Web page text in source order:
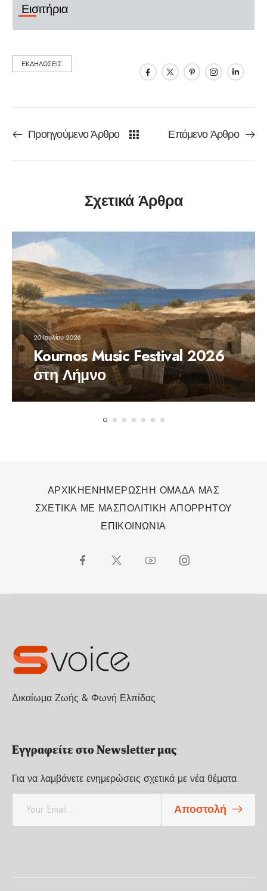
Εισιτήρια
ΕΚΔΗΛΩΣΕΙΣ
Προηγούμενο Άρθρο Επόμενο Άρθρο
Σχετικά Άρθρα
20 Ιουλίου 2026
Kournos Music Festival 2026
στη Λήμνο
ΑΡΧΙΚΗΕΝΗΜΕΡΩΣΗΗ ΟΜΑΔΑ ΜΑΣ
ΣΧΕΤΙΚΑ ΜΕ ΜΑΣΠΟΛΙΤΙΚΗ ΑΠΟΡΡΗΤΟΥ
ΕΠΙΚΟΙΝΩΝΙΑ
Δικαίωμα Ζωής & Φωνή Ελπίδας
Εγγραφείτε στο Newsletter μας
Για να λαμβάνετε ενημερώσεις σχετικά με νέα θέματα.
a
Αποστολή